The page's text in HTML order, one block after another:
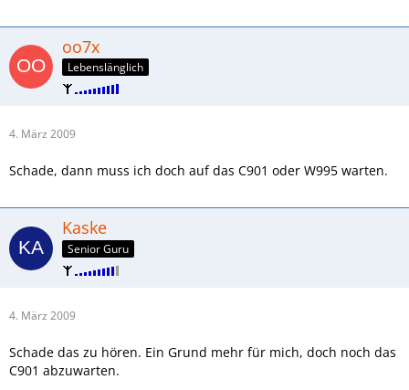
oo7x
Lebenslänglich
4. März 2009
Schade, dann muss ich doch auf das C901 oder W995 warten.
Kaske
Senior Guru
4. März 2009
Schade das zu hören. Ein Grund mehr für mich, doch noch das
C901 abzuwarten.